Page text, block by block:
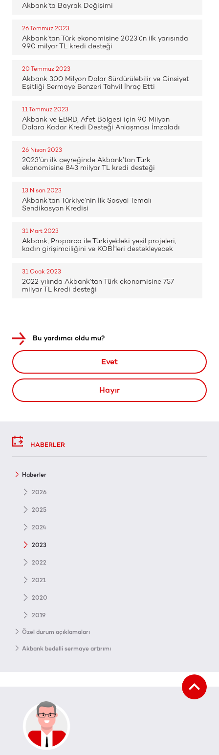
Akbank’ta Bayrak Değişimi
26 Temmuz 2023
Akbank’tan Türk ekonomisine 2023’ün ilk yarısında
990 milyar TL kredi desteği
20 Temmuz 2023
Akbank 300 Milyon Dolar Sürdürülebilir ve Cinsiyet
Eşitliği Sermaye Benzeri Tahvil İhraç Etti
11 Temmuz 2023
Akbank ve EBRD, Afet Bölgesi için 90 Milyon
Dolara Kadar Kredi Desteği Anlaşması İmzaladı
26 Nisan 2023
2023’ün ilk çeyreğinde Akbank’tan Türk
ekonomisine 843 milyar TL kredi desteği
13 Nisan 2023
Akbank’tan Türkiye’nin İlk Sosyal Temalı
Sendikasyon Kredisi
31 Mart 2023
Akbank, Proparco ile Türkiye'deki yeşil projeleri,
kadın girişimciliğini ve KOBİ'leri destekleyecek
31 Ocak 2023
2022 yılında Akbank’tan Türk ekonomisine 757
milyar TL kredi desteği
Bu yardımcı oldu mu?
Evet
Hayır
HABERLER
Haberler
2026
2025
2024
2023
2022
2021
2020
2019
Özel durum açıklamaları
Akbank bedelli sermaye artırımı